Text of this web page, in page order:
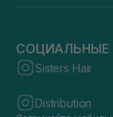
СОЦИАЛЬНЫЕ
Sisters Hair
Distribution